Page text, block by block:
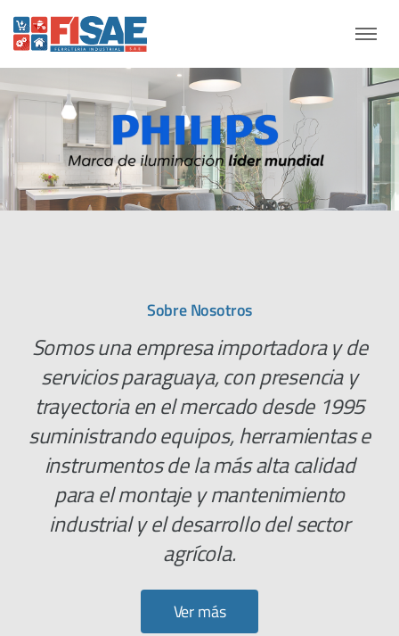
Sobre Nosotros
Somos una empresa importadora y de
servicios paraguaya, con presencia y
trayectoria en el mercado desde 1995
suministrando equipos, herramientas e
instrumentos de la más alta calidad
para el montaje y mantenimiento
industrial y el desarrollo del sector
agrícola.
Ver más